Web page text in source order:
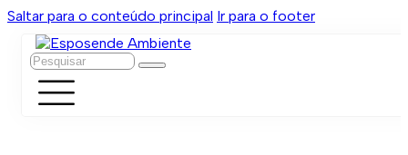
Saltar para o conteúdo principal Ir para o footer
Pesquisar